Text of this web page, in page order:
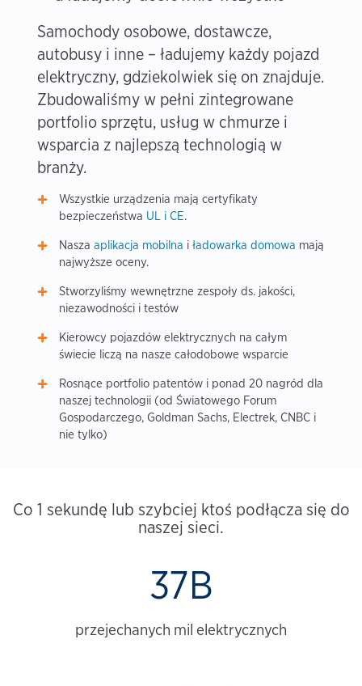
Samochody osobowe, dostawcze,
autobusy i inne – ładujemy każdy pojazd
elektryczny, gdziekolwiek się on znajduje.
Zbudowaliśmy w pełni zintegrowane
portfolio sprzętu, usług w chmurze i
wsparcia z najlepszą technologią w
branży.
Wszystkie urządzenia mają certyfikaty
bezpieczeństwa UL i CE.
Naszaaplikacja mobilna iładowarka domowa mają
najwyższe oceny.
Stworzyliśmy wewnętrzne zespoły ds. jakości,
niezawodności i testów
Kierowcy pojazdów elektrycznych na całym
świecie liczą na nasze całodobowe wsparcie
Rosnące portfolio patentów i ponad 20 nagród dla
naszej technologii (od Światowego Forum
Gospodarczego, Goldman Sachs, Electrek, CNBC i
nie tylko)
Co 1 sekundę lub szybciej ktoś podłącza się do
naszej sieci.
37B
przejechanych mil elektrycznych